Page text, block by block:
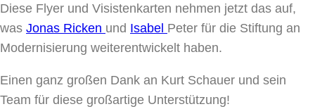
Diese Flyer und Visistenkarten nehmen jetzt das auf,
was Jonas Ricken und Isabel Peter für die Stiftung an
Modernisierung weiterentwickelt haben.
Einen ganz großen Dank an Kurt Schauer und sein
Team für diese großartige Unterstützung!